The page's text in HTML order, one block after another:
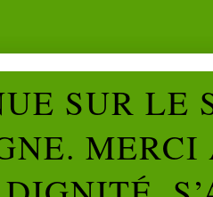
SUR LE